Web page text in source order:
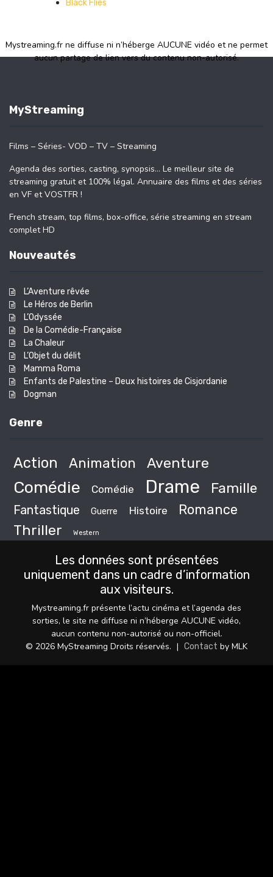
Black Flies
Mystreaming.fr ne diffuse ni n’héberge AUCUNE vidéo et ne permet
aucun partage de lien vers du contenu non-autorisé.
MyStreaming
Films – Séries- VOD – TV – Streaming
Agenda des sorties, casting, synopsis… Le meilleur site de
streaming gratuit et 100% légal. Annuaire des films et des séries
en VF et VOSTFR !
French stream, top films, box-office, série streaming en stream
complet HD
Nouveautés
L’Aventure rêvée
Le Héros de Berlin
L’Odyssée
De la Comédie-Française
La Chaleur
L’Objet du délit
Mamma Roma
Enfants de Palestine – Deux histoires de Cisjordanie
Dogman
Genre
Action Animation Aventure
Comédie Comédie Drame Famille
Fantastique Guerre Histoire Romance
Thriller Western
Les données sont présentées
uniquement dans un cadre d’information
aux visiteurs.
Mystreaming.fr présente l’actu cinéma et l’agenda des
sorties, le site ne diffuse ni n’héberge AUCUNE vidéo,
aucun contenu non-autorisé ou non-officiel.
© 2026 MyStreaming Droits réservés. | Contact by MLK